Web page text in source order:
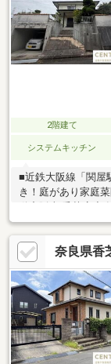
2階建て
システムキッチン
■近鉄大阪線「関屋
き！庭があり家庭
開し、地域密着で
て、リフォームの
ご入居後の暮らし
す。センチュリー
のアフターサービ
いたします。◆住
相談ください◆
奈良県香